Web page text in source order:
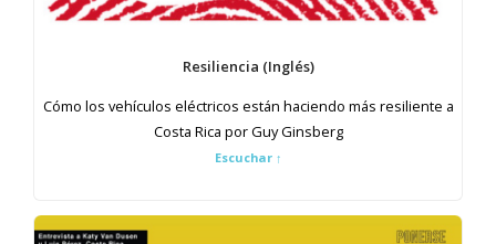
Resiliencia (Inglés)
Cómo los vehículos eléctricos están haciendo más resiliente a
Costa Rica por Guy Ginsberg
Escuchar ↑